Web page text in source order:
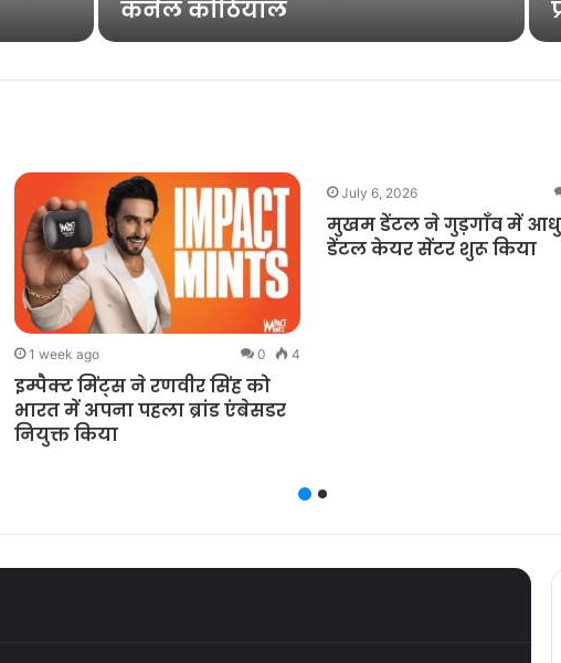
कर्नल कोठियाल
1 week ago 0 4
इम्पैक्ट मिंट्स ने रणवीर सिंह को
भारत में अपना पहला ब्रांड एंबेसडर
नियुक्त किया
July 6, 2026
मुखम डेंटल ने गुड़गाँव में
डेंटल केयर सेंटर शुरू किया